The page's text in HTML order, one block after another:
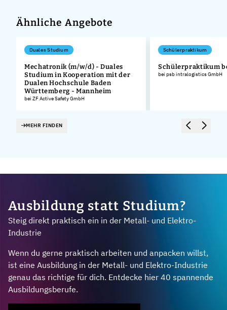
Ähnliche Angebote
Duales Studium
Mechatronik (m/w/d) - Duales
Studium in Kooperation mit der
Dualen Hochschule Baden
Württemberg - Mannheim
bei ZF Active Safety GmbH
Schülerpraktikum
Schülerpraktikum
bei psb intralogistics GmbH
MEHR FINDEN
Ausbildung statt Studium?
Steig direkt praktisch ein in der Metall- und Elektro-
Industrie
Wenn du gerne praktisch arbeiten und anpacken willst,
ist eine Ausbildung in der Metall- und Elektro-Industrie
genau das richtige für dich. Entdecke hier 40 spannende
Ausbildungsberufe.